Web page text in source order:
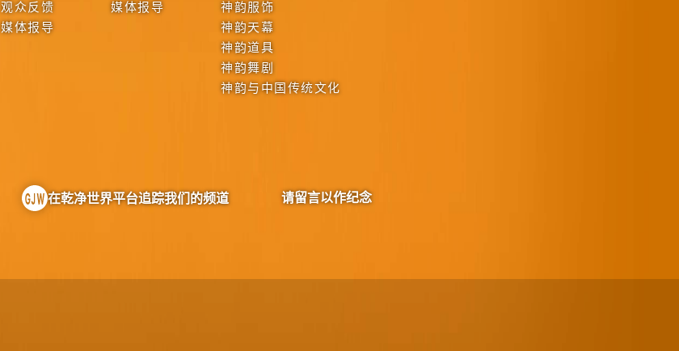
观众反馈
媒体报导
媒体报导
神韵服饰
神韵天幕
神韵道具
神韵舞剧
神韵与中国传统文化
在乾净世界平台追踪我们的频道 请留言以作纪念